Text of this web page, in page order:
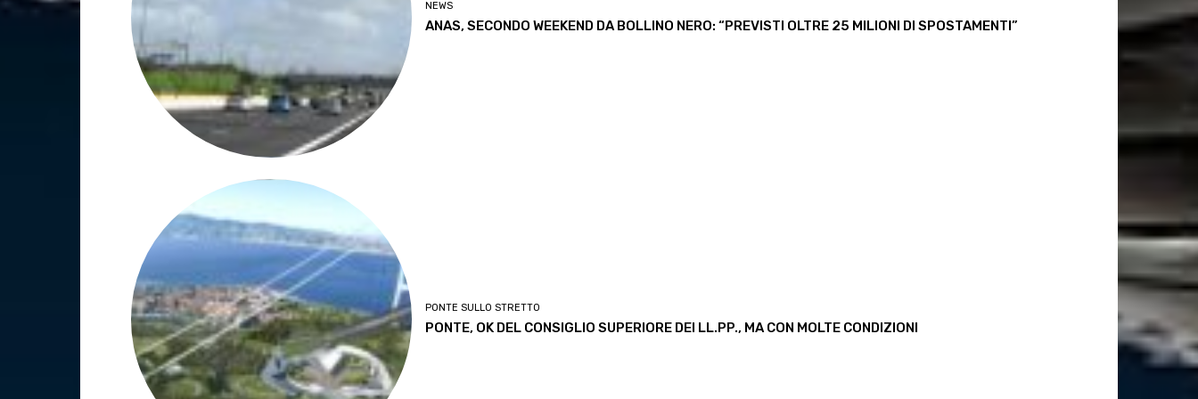
NEWS
ANAS, SECONDO WEEKEND DA BOLLINO NERO: “PREVISTI OLTRE 25 MILIONI DI SPOSTAMENTI”
PONTE SULLO STRETTO
PONTE, OK DEL CONSIGLIO SUPERIORE DEI LL.PP., MA CON MOLTE CONDIZIONI